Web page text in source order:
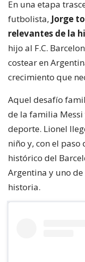
En una etapa
futbolista, Jorge
relevantes de la
hijo al F.C.
costear en
crecimiento que
Aquel desafío
de la familia
deporte. Lionel
niño y, con el paso
histórico del
Argentina y uno
historia.